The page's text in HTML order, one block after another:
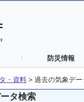
防災情報
・資料 > 過去の気象デ
タ検索